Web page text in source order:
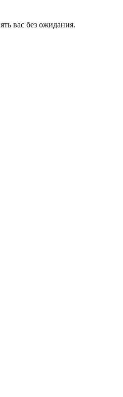
вас без ожидания.